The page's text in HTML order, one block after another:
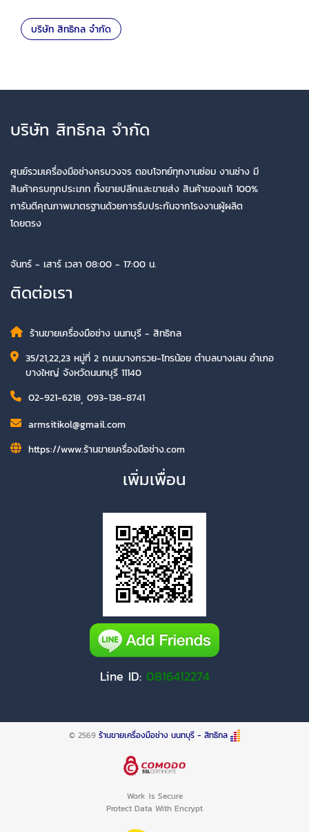
บริษัท สิทธิกล จำกัด
บริษัท สิทธิกล จำกัด
ศูนย์รวมเครื่องมือช่างครบวงจร ตอบโจทย์ทุกงานซ่อม งานช่าง มี
สินค้าครบทุกประเภท ทั้งขายปลีกและขายส่ง สินค้าของแท้ 100%
การันตีคุณภาพมาตรฐานด้วยการรับประกันจากโรงงานผู้ผลิต
โดยตรง
จันทร์ - เสาร์ เวลา 08:00 - 17:00 น.
ติดต่อเรา
ร้านขายเครื่องมือช่าง นนทบุรี - สิทธิกล
35/21,22,23 หมู่ที่ 2 ถนนบางกรวย-ไทรน้อย ตำบลบางเลน อำเภอ
บางใหญ่ จังหวัดนนทบุรี 11140
02-921-6218, 093-138-8741
armsitikol@gmail.com
https://www.ร้านขายเครื่องมือช่าง.com
เพิ่มเพื่อน
Line ID: 0816412274
© 2569 ร้านขายเครื่องมือช่าง นนทบุรี - สิทธิกล
Work is Secure
Protect Data With Encrypt